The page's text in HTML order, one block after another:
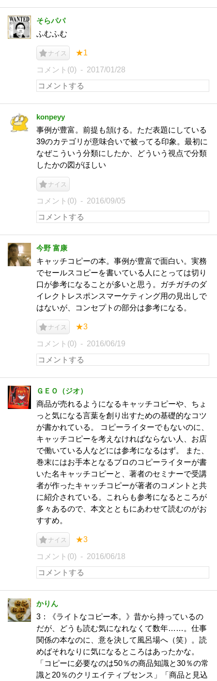
そらパパ
ふむふむ
ナイス ★1
コメント(0) 2017/01/28
konpeyy
事例が豊富。前提も頷ける。ただ表題にしている
39のカテゴリが意味合いで被ってる印象。最初に
なぜこういう分類にしたか、どういう視点で分類
したかの図がほしい
ナイス
コメント(0) 2016/09/05
今野 富康
キャッチコピーの本。事例が豊富で面白い。実務
でセールスコピーを書いている人にとっては切り
口が参考になることが多いと思う。ガチガチのダ
イレクトレスポンスマーケティング用の見出しで
はないが、コンセプトの部分は参考になる。
ナイス ★3
コメント(0) 2016/06/19
ＧＥＯ（ジオ）
商品が売れるようになるキャッチコピーや、ちょ
っと気になる言葉を創り出すための基礎的なコツ
が書かれている。 コピーライターでもないのに、
キャッチコピーを考えなければならない人、お店
で働いている人などには参考になるはず。 また、
巻末にはお手本となるプロのコピーライターが書
いた名キャッチコピーと、著者のセミナーで受講
者が作ったキャッチコピーが著者のコメントと共
に紹介されている。これらも参考になるところが
多々あるので、本文とともにあわせて読むのがお
すすめ。
ナイス ★3
コメント(0) 2016/06/18
かりん
3：《ライトなコピー本。》昔から持っているの
だが、どうも読む気になれなくて数年……。仕事
関係の本なのに、意を決して風呂場へ（笑）。読
めばそれなりに気になるところはあったかな。
「コピーに必要なのは50％の商品知識と30％の常
識と20％のクリエイティブセンス」「商品と見込